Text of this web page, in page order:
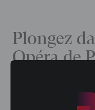
Plongez
Opéra de